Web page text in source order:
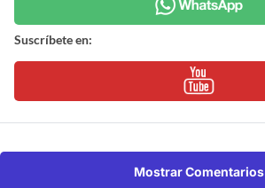
Suscríbete en:
Mostrar Comentarios